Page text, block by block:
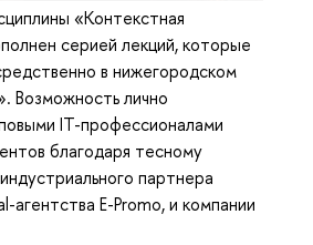
«Контекстная
серией лекций, которые
в нижегородском
Возможность лично
IT-профессионалами
благодаря тесному
партнера
E-Promo, и компании